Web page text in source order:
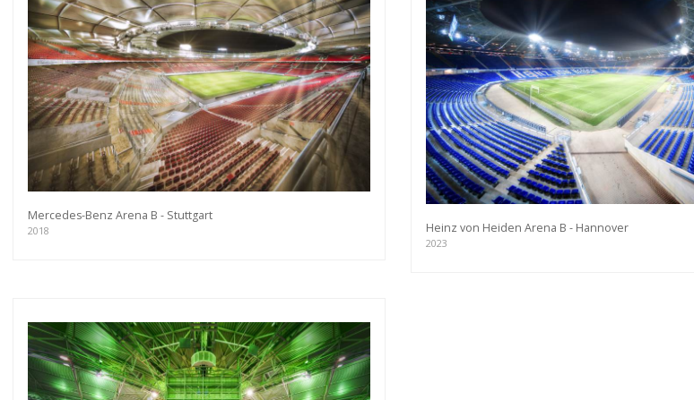
Mercedes-Benz Arena B - Stuttgart
2018 Heinz von Heiden Arena B - Hannover
2023